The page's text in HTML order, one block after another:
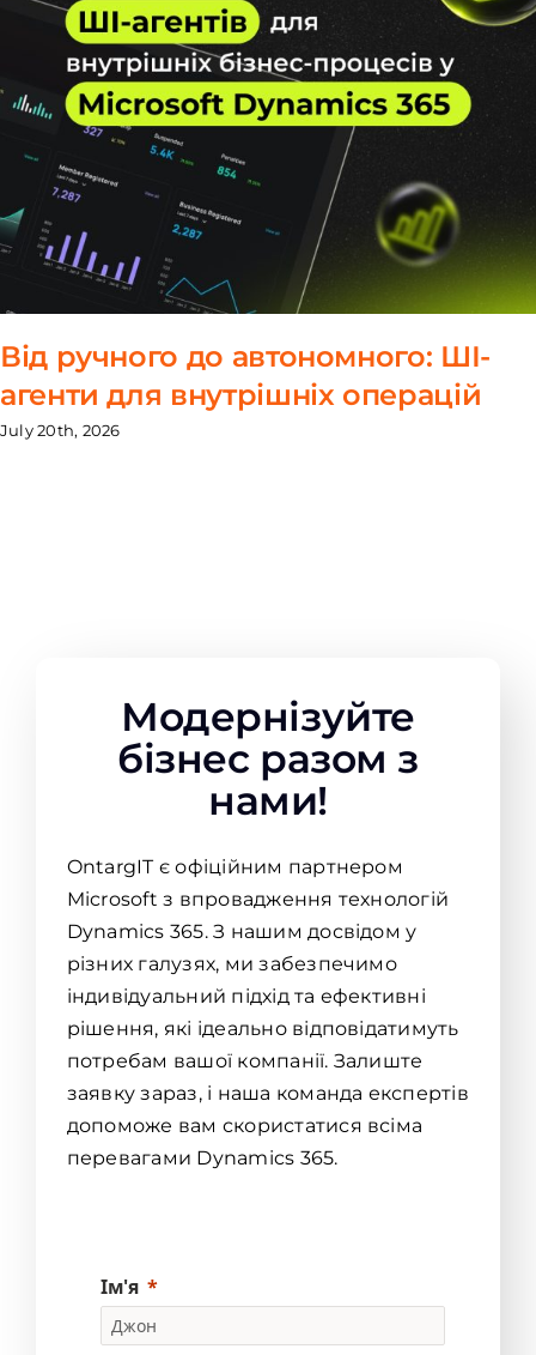
Від ручного до автономного: ШІ-
агенти для внутрішніх операцій
July 20th, 2026
Модернізуйте
бізнес разом з
нами!
OntargIT є офіційним партнером
Microsoft з впровадження технологій
Dynamics 365. З нашим досвідом у
різних галузях, ми забезпечимо
індивідуальний підхід та ефективні
рішення, які ідеально відповідатимуть
потребам вашої компанії. Залиште
заявку зараз, і наша команда експертів
допоможе вам скористатися всіма
перевагами Dynamics 365.
Ім'я